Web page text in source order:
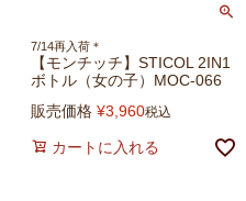
7/14再入荷＊
【モンチッチ】STICOL 2IN1
ボトル（女の子）MOC-066
販売価格 ¥3,960税込
カートに入れる